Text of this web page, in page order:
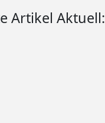
Artikel Aktuell: